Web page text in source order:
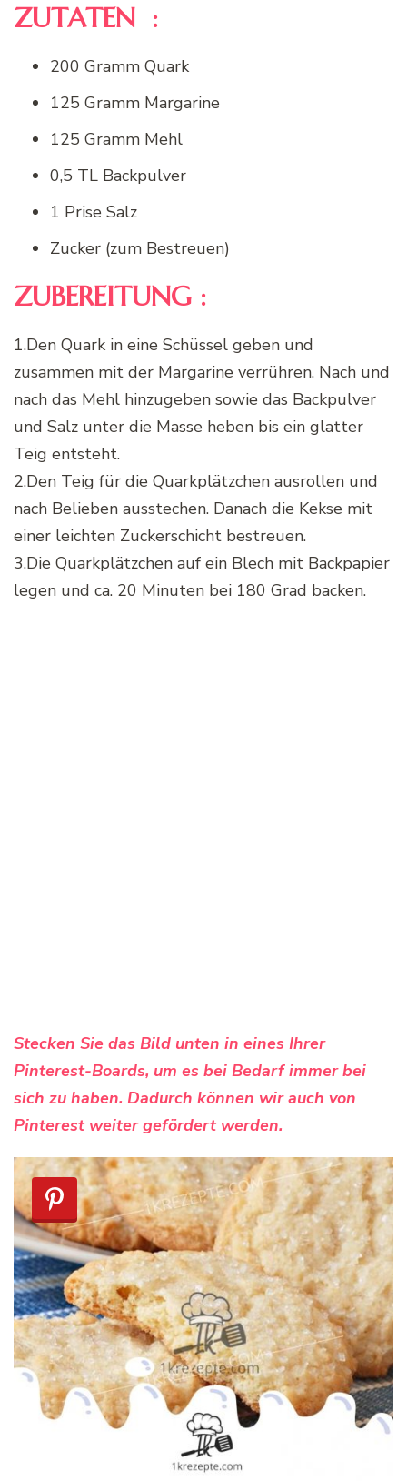
ZUTATEN :
200 Gramm Quark
125 Gramm Margarine
125 Gramm Mehl
0,5 TL Backpulver
1 Prise Salz
Zucker (zum Bestreuen)
ZUBEREITUNG :
1.Den Quark in eine Schüssel geben und
zusammen mit der Margarine verrühren. Nach und
nach das Mehl hinzugeben sowie das Backpulver
und Salz unter die Masse heben bis ein glatter
Teig entsteht.
2.Den Teig für die Quarkplätzchen ausrollen und
nach Belieben ausstechen. Danach die Kekse mit
einer leichten Zuckerschicht bestreuen.
3.Die Quarkplätzchen auf ein Blech mit Backpapier
legen und ca. 20 Minuten bei 180 Grad backen.
Stecken Sie das Bild unten in eines Ihrer
Pinterest-Boards, um es bei Bedarf immer bei
sich zu haben. Dadurch können wir auch von
Pinterest weiter gefördert werden.